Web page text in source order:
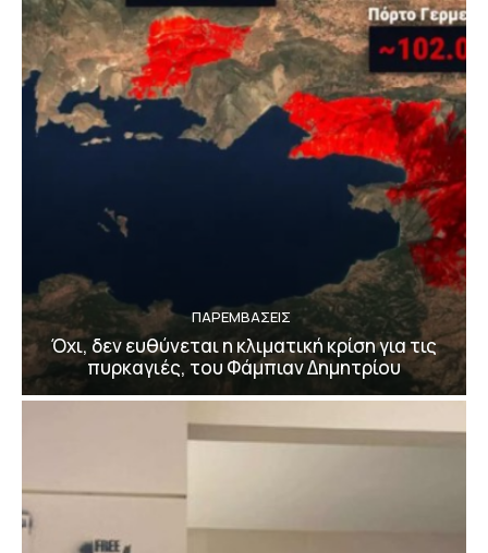
ΠΑΡΕΜΒΑΣΕΙΣ
Όχι, δεν ευθύνεται η κλιματική κρίση για τις
πυρκαγιές, του Φάμπιαν Δημητρίου